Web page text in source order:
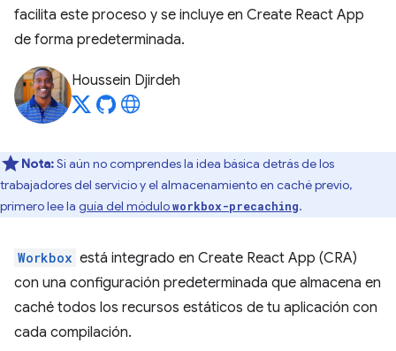
facilita este proceso y se incluye en Create React App
de forma predeterminada.
Houssein Djirdeh
Nota:Si aún no comprendes la idea básica detrás de los
trabajadores del servicio y el almacenamiento en caché previo,
primero lee la guía del móduloworkbox-precaching.
Workbox está integrado en Create React App (CRA)
con una configuración predeterminada que almacena en
caché todos los recursos estáticos de tu aplicación con
cada compilación.